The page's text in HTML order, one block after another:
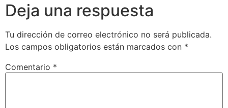
Deja una respuesta
Tu dirección de correo electrónico no será publicada.
Los campos obligatorios están marcados con *
Comentario *